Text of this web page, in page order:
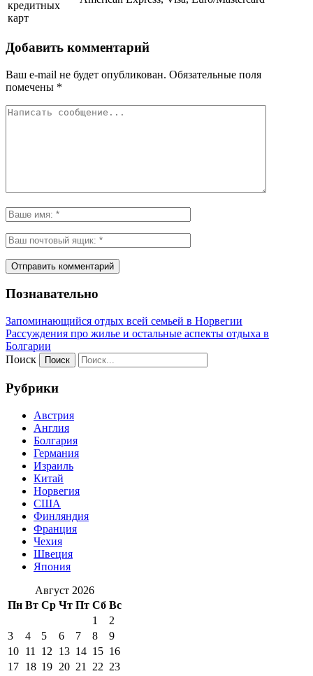
кредитных
карт
Добавить комментарий
Ваш e-mail не будет опубликован. Обязательные поля
помечены *
Познавательно
Запоминающийся отдых всей семьей в Норвегии
Рассуждения про жилье и остальные аспекты отдыха в
Болгарии
Поиск
Рубрики
Австрия
Англия
Болгария
Германия
Израиль
Китай
Норвегия
США
Финляндия
Франция
Чехия
Швеция
Япония
Август 2026
Пн Вт Ср Чт Пт Сб Вс
1
2
3
4 5 6 7 8
9
10 11 12 13 14 15 16
17 18 19 20 21 22 23